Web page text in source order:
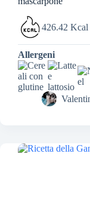
426.42 Kcal
Allergeni